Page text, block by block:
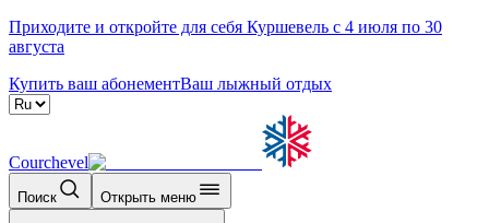
Приходите и откройте для себя Куршевель с 4 июля по 30
августа
Купить ваш абонементВаш лыжный отдых
Courchevel
Поиск Открыть меню